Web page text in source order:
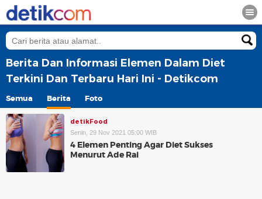
Berita Dan Informasi Elemen Dalam Diet
Terkini Dan Terbaru Hari Ini - Detikcom
Semua Berita Foto
detikFood
Senin, 29 Nov 2021 05:00 WIB
4 Elemen Penting Agar Diet Sukses
Menurut Ade Rai